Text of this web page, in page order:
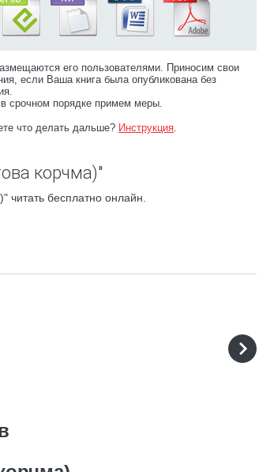
его пользователями. Приносим свои
если Ваша книга была опубликована без
срочном порядке примем меры.
что делать дальше? Инструкция.
корчма)"
бесплатно онлайн.